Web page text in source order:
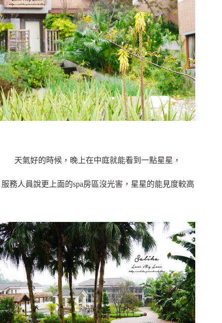
天氣好的時候，晚上在中庭就能看到一點星星，
服務人員說更上面的spa房區沒光害，星星的能見度較高